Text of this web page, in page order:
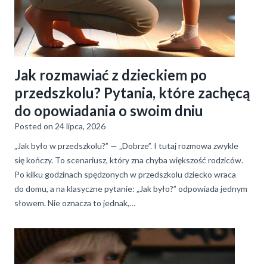
Jak rozmawiać z dzieckiem po
przedszkolu? Pytania, które zachęcą
do opowiadania o swoim dniu
Posted on 24 lipca, 2026
„Jak było w przedszkolu?” — „Dobrze”. I tutaj rozmowa zwykle
się kończy. To scenariusz, który zna chyba większość rodziców.
Po kilku godzinach spędzonych w przedszkolu dziecko wraca
do domu, a na klasyczne pytanie: „Jak było?” odpowiada jednym
słowem. Nie oznacza to jednak,…